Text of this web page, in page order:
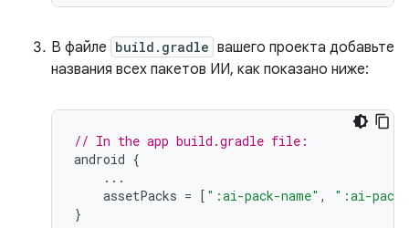
В файле build.gradle вашего проекта добавьте
названия всех пакетов ИИ, как показано ниже:
// In the app build.gradle file:
android {
...
assetPacks = [ ":ai-pack-name" ,
":ai-
}